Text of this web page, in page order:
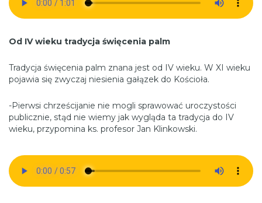
Od IV wieku tradycja święcenia palm
Tradycja święcenia palm znana jest od IV wieku. W XI wieku
pojawia się zwyczaj niesienia gałązek do Kościoła.
-Pierwsi chrześcijanie nie mogli sprawować uroczystości
publicznie, stąd nie wiemy jak wygląda ta tradycja do IV
wieku, przypomina ks. profesor Jan Klinkowski.